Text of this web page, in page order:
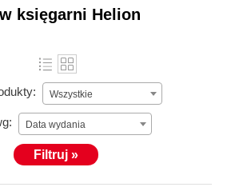
księgarni Helion
Wszystkie
Data wydania
Filtruj »